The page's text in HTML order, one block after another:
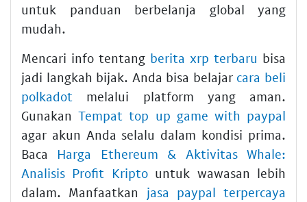
untuk panduan berbelanja global yang
mudah.
Mencari info tentang berita xrp terbaru bisa
jadi langkah bijak. Anda bisa belajar cara beli
polkadot melalui platform yang aman.
GunakanTempat top up game with paypal
agar akun Anda selalu dalam kondisi prima.
Baca Harga Ethereum & Aktivitas Whale:
Analisis Profit Kriptountuk wawasan lebih
dalam. Manfaatkan jasa paypal terpercaya